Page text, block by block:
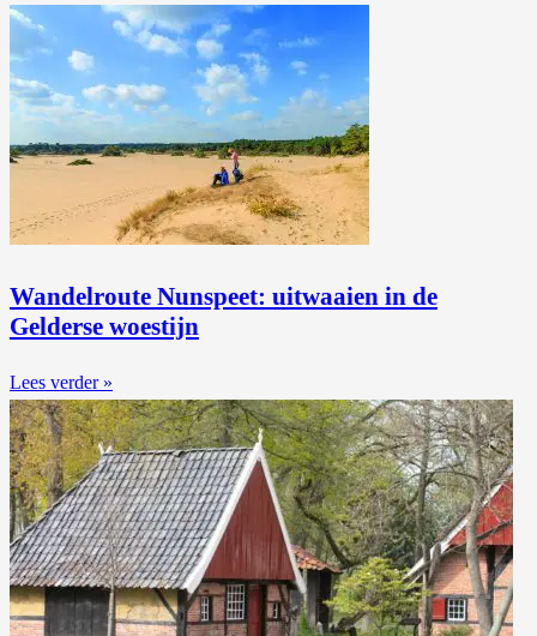
Wandelroute Nunspeet: uitwaaien in de
Gelderse woestijn
Lees verder »